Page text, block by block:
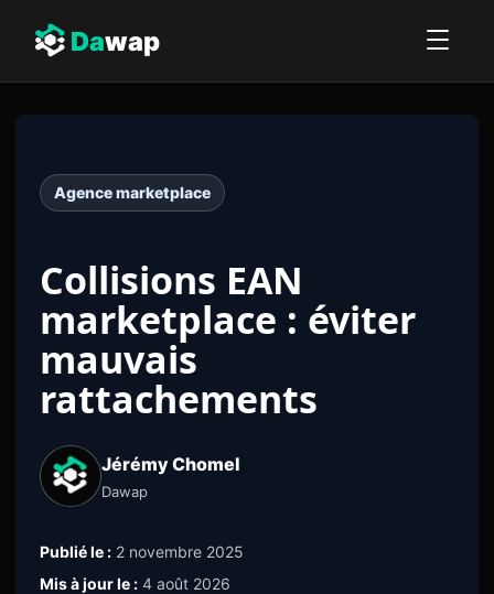
Dawap
Agence marketplace
Collisions EAN
marketplace : éviter
mauvais
rattachements
Jérémy Chomel
Dawap
Publié le : 2 novembre 2025
Mis à jour le : 4 août 2026